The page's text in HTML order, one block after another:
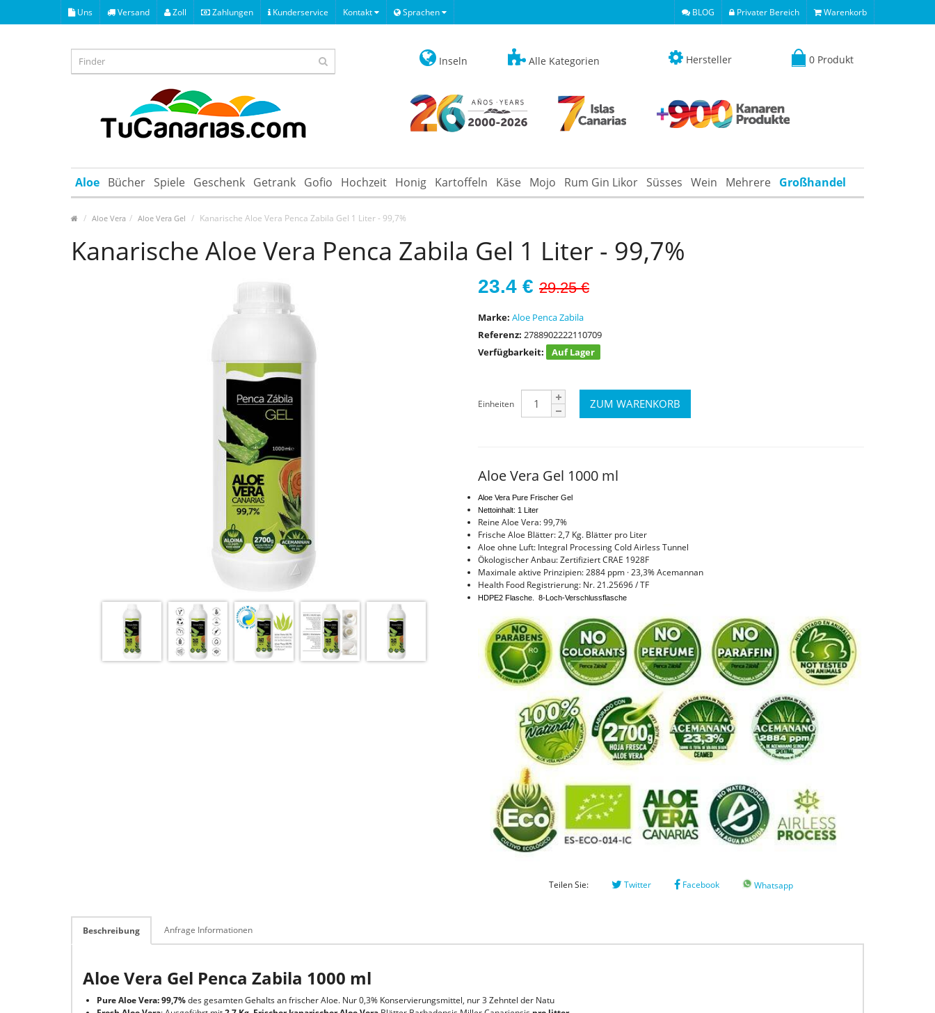
Uns Versand Zoll Zahlungen Kunderservice Kontakt Sprachen BLOG Privater Bereich Warenkorb
Inseln Alle Kategorien Hersteller 0 Produkt
Aloe Bücher Spiele Geschenk Getrank Gofio Hochzeit Honig Kartoffeln Käse Mojo Rum Gin Likor Süsses Wein Mehrere Großhandel
Aloe Vera Aloe Vera Gel Kanarische Aloe Vera Penca Zabila Gel 1 Liter - 99,7%
Kanarische Aloe Vera Penca Zabila Gel 1 Liter - 99,7%
23.4 € 29.25 €
Marke: Aloe Penca Zabila
Referenz: 2788902222110709
Verfügbarkeit:
Auf Lager
Einheiten
Aloe Vera Gel 1000 ml
Aloe Vera Pure Frischer Gel
Nettoinhalt: 1 Liter
Reine Aloe Vera: 99,7%
Frische Aloe Blätter: 2,7 Kg. Blätter pro Liter
Aloe ohne Luft: Integral Processing Cold Airless Tunnel
Ökologischer Anbau: Zertifiziert CRAE 1928F
Maximale aktive Prinzipien: 2884 ppm · 23,3% Acemannan
Health Food Registrierung: Nr. 21.25696 / TF
HDPE2 Flasche. 8-Loch-Verschlussflasche
Teilen Sie: Twitter Facebook Whatsapp
Beschreibung Anfrage Informationen
Aloe Vera Gel Penca Zabila 1000 ml
Pure Aloe Vera: 99,7%des gesamten Gehalts an frischer Aloe. Nur 0,3% Konservierungsmittel, nur 3 Zehntel der Natu